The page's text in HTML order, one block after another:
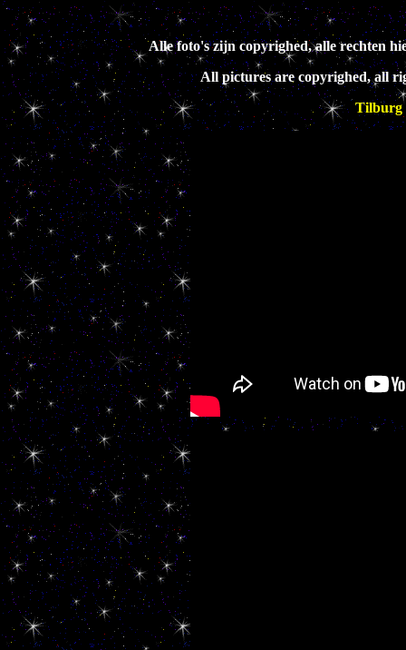
Alle foto's zijn copyrighed, alle rechten
All pictures are copyrighed, all
Tilburg